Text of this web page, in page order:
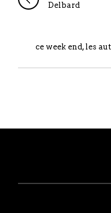
Delbard
ce week end, les